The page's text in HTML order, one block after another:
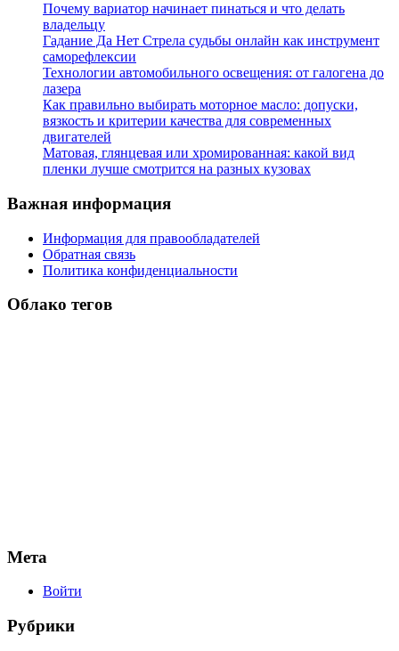
Почему вариатор начинает пинаться и что делать
владельцу
Гадание Да Нет Стрела судьбы онлайн как инструмент
саморефлексии
Технологии автомобильного освещения: от галогена до
лазера
Как правильно выбирать моторное масло: допуски,
вязкость и критерии качества для современных
двигателей
Матовая, глянцевая или хромированная: какой вид
пленки лучше смотрится на разных кузовах
Важная информация
Информация для правообладателей
Обратная связь
Политика конфиденциальности
Облако тегов
Мета
Войти
Рубрики